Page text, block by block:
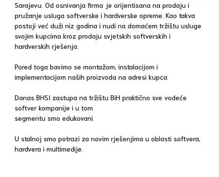
Sarajevu. Od osnivanja firma je orijentisana na prodaju i
pružanje usluga softverske i hardverske opreme. Kao takva
postoji već duži niz godina i nudi na domaćem tržištu usluge
svojim kupcima kroz prodaju svjetskih softverskih i
hardverskih rješenja.
Pored toga bavimo se montažom, instalacijom i
implementacijom naših proizvoda na adresi kupca.
Danas BHSI zastupa na tržištu BiH praktično sve vodeće
softver kompanije i u tom
segmentu smo edukovani.
U stalnoj smo potrazi za novim rješenjima u oblasti softvera,
hardvera i multimedije.